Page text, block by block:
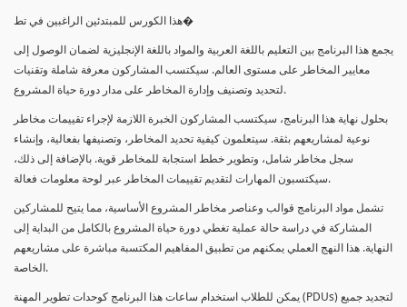
هذا الكورس للمبتدئين الراغبين في تط�
يجمع هذا البرنامج بين التعليم باللغة العربية والمواد باللغة الإنجليزية لضمان الوصول إلى
معايير المخاطر على مستوى العالم. سيكتسب المشاركون معرفة شاملة وتقنيات
لتحديد وتصنيف وإدارة المخاطر على مدار دورة حياة المشروع.
بحلول نهاية هذا البرنامج، سيكتسب المشاركون الخبرة اللازمة لإجراء تقييمات مخاطر
نوعية لمشاريعهم بثقة. سيتعلمون كيفية تحديد المخاطر، وتصنيفها بفعالية، وإنشاء
سجل مخاطر شامل، وتطوير خطط استجابة للمخاطر قوية. بالإضافة إلى ذلك،
سيكتسبون المهارات لتقديم تقييمات المخاطر عبر لوحة معلومات فعالة.
تشمل مواد البرنامج قوالب وعناصر مخاطر المشروع الأساسية، مما يتيح للمشاركين
المشاركة في دراسة حالة عملية تغطي دورة حياة المشروع بالكامل من البداية إلى
النهاية. هذا النهج العملي يمكنهم من تطبيق المفاهيم المكتسبة مباشرة على مشاريعهم
الخاصة.
يمكن للطلاب استخدام ساعات هذا البرنامج كوحدات تطوير المهنة (PDUs) لتجديد جميع